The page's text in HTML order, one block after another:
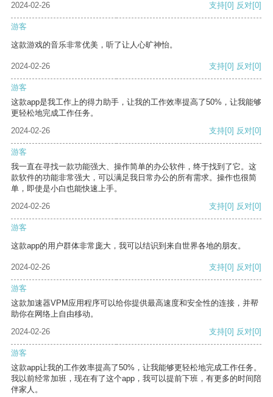
2024-02-26 支持[0] 反对[0]
游客
这款游戏的音乐非常优美，听了让人心旷神怡。
2024-02-26 支持[0] 反对[0]
游客
这款app是我工作上的得力助手，让我的工作效率提高了50%，让我能够
更轻松地完成工作任务。
2024-02-26
支持[0] 反对[0]
游客
我一直在寻找一款功能强大、操作简单的办公软件，终于找到了它。这
款软件的功能非常强大，可以满足我日常办公的所有需求。操作也很简
单，即使是小白也能快速上手。
2024-02-26
支持[0] 反对[0]
游客
这款app的用户群体非常庞大，我可以结识到来自世界各地的朋友。
2024-02-26 支持[0] 反对[0]
游客
这款加速器VPM应用程序可以给你提供最高速度和安全性的连接，并帮
助你在网络上自由移动。
2024-02-26
支持[0] 反对[0]
游客
这款app让我的工作效率提高了50%，让我能够更轻松地完成工作任务。
我以前经常加班，现在有了这个app，我可以提前下班，有更多的时间陪
伴家人。